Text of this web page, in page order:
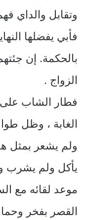
وتقابل والداي
فأبي يفضلها
بالحكمة. إن
الزواج .
فطار الشاب
الغابة ، وظل
ولم يشعر بمثل
يأكل ولم يشرب
موعد لقائه مع
القصر بفخر